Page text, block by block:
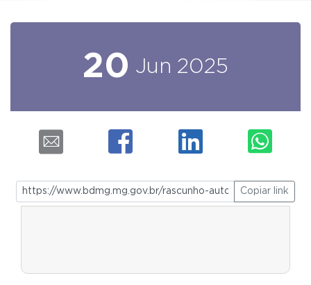
20 Jun 2025
Copiar link